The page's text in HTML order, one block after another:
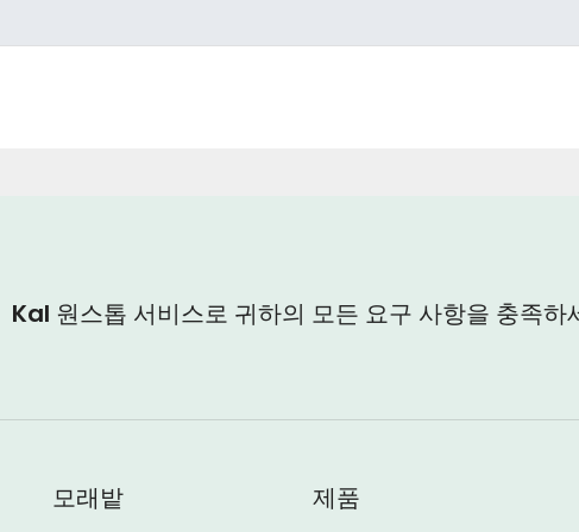
Kal 원스톱 서비스로 귀하의 모든 요구 사항을 충족하
모래밭 제품